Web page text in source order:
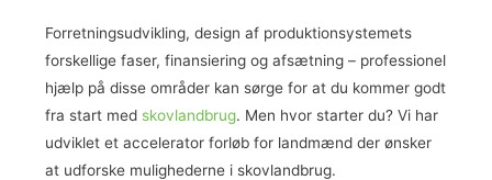
Forretningsudvikling, design af produktionsystemets
forskellige faser, finansiering og afsætning – professionel
hjælp på disse områder kan sørge for at du kommer godt
fra start med skovlandbrug. Men hvor starter du? Vi har
udviklet et accelerator forløb for landmænd der ønsker
at udforske mulighederne i skovlandbrug.